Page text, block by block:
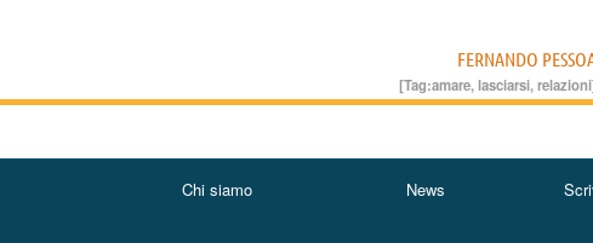
FERNANDO
[Tag:amare,lasciarsi,relazioni
Chi siamo News